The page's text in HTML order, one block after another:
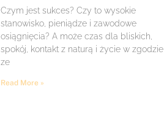
Czym jest sukces? Czy to wysokie
stanowisko, pieniądze i zawodowe
osiągnięcia? A może czas dla bliskich,
spokój, kontakt z naturą i życie w zgodzie
ze
Read More »